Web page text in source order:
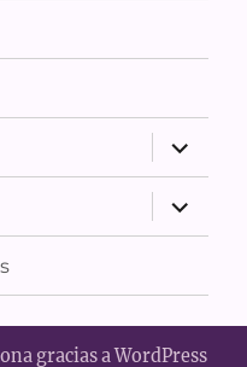
expande
el
menú
inferior
expande
el
menú
gracias a WordPress